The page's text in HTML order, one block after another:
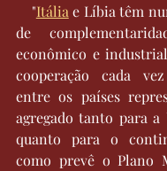
"Itália e Líbia têm
de
econômico e
cooperação cada
entre os países
agregado tanto para a
quanto para o
como prevê o Plano